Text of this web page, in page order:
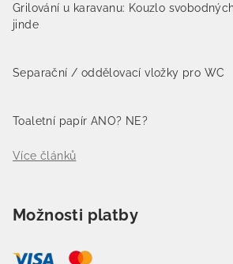
Grilování u karavanu: Kouzlo
jinde
Separační / oddělovací vložky pro WC
Toaletní papír ANO? NE?
Více článků
Možnosti platby